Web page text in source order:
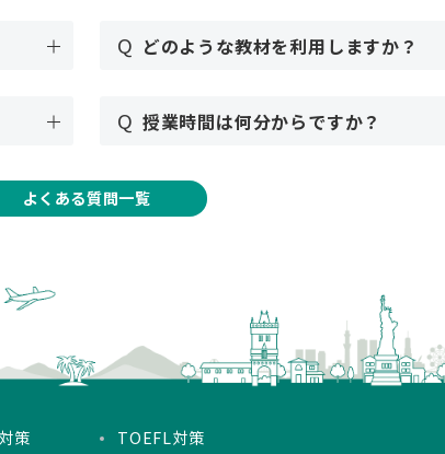
Q どのような教材を利用しますか？
Q 授業時間は何分からですか？
よくある質問一覧
策 TOEFL対策